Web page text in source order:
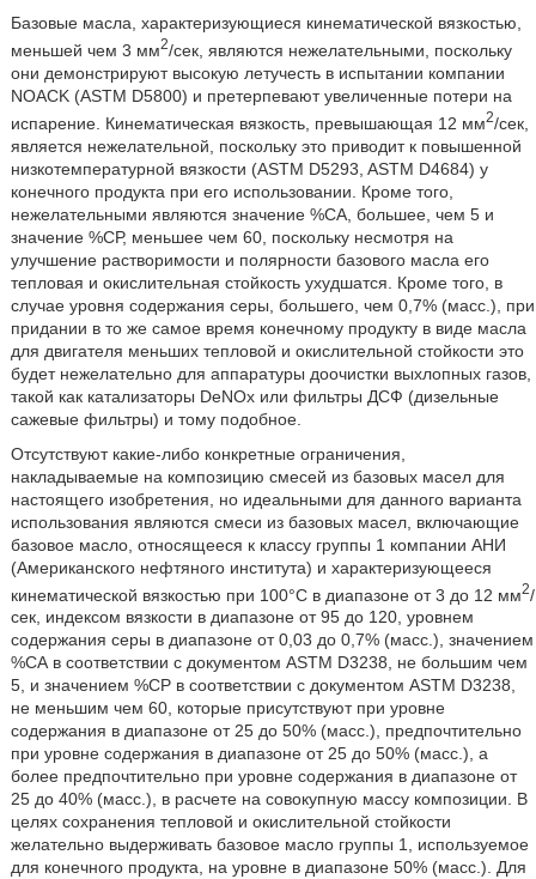
Базовые масла, характеризующиеся кинематической вязкостью,
меньшей чем 3 мм2/сек, являются нежелательными, поскольку
они демонстрируют высокую летучесть в испытании компании
NOACK (ASTM D5800) и претерпевают увеличенные потери на
испарение. Кинематическая вязкость, превышающая 12 мм2/сек,
является нежелательной, поскольку это приводит к повышенной
низкотемпературной вязкости (ASTM D5293, ASTM D4684) у
конечного продукта при его использовании. Кроме того,
нежелательными являются значение %CA, большее, чем 5 и
значение %СР, меньшее чем 60, поскольку несмотря на
улучшение растворимости и полярности базового масла его
тепловая и окислительная стойкость ухудшатся. Кроме того, в
случае уровня содержания серы, большего, чем 0,7% (масс.), при
придании в то же самое время конечному продукту в виде масла
для двигателя меньших тепловой и окислительной стойкости это
будет нежелательно для аппаратуры доочистки выхлопных газов,
такой как катализаторы DeNOx или фильтры ДСФ (дизельные
сажевые фильтры) и тому подобное.
Отсутствуют какие-либо конкретные ограничения,
накладываемые на композицию смесей из базовых масел для
настоящего изобретения, но идеальными для данного варианта
использования являются смеси из базовых масел, включающие
базовое масло, относящееся к классу группы 1 компании АНИ
(Американского нефтяного института) и характеризующееся
кинематической вязкостью при 100°C в диапазоне от 3 до 12 мм2/
сек, индексом вязкости в диапазоне от 95 до 120, уровнем
содержания серы в диапазоне от 0,03 до 0,7% (масс.), значением
%СА в соответствии с документом ASTM D3238, не большим чем
5, и значением %СР в соответствии с документом ASTM D3238,
не меньшим чем 60, которые присутствуют при уровне
содержания в диапазоне от 25 до 50% (масс.), предпочтительно
при уровне содержания в диапазоне от 25 до 50% (масс.), а
более предпочтительно при уровне содержания в диапазоне от
25 до 40% (масс.), в расчете на совокупную массу композиции. В
целях сохранения тепловой и окислительной стойкости
желательно выдерживать базовое масло группы 1, используемое
для конечного продукта, на уровне в диапазоне 50% (масс.). Для